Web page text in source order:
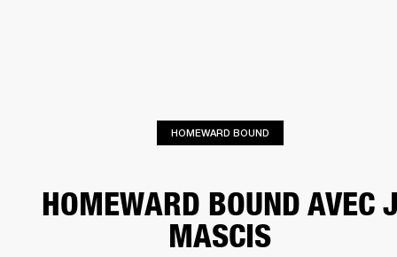
HOMEWARD BOUND
HOMEWARD BOUND AVEC
MASCIS